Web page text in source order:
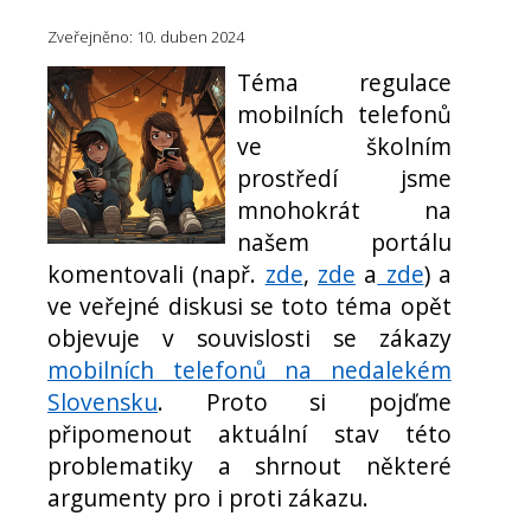
Zveřejněno: 10. duben 2024
Téma regulace
mobilních telefonů
ve školním
prostředí jsme
mnohokrát na
našem portálu
komentovali (např. zde, zde a zde) a
ve veřejné diskusi se toto téma opět
objevuje v souvislosti se zákazy
mobilních telefonů na nedalekém
Slovensku. Proto si pojďme
připomenout aktuální stav této
problematiky a shrnout některé
argumenty pro i proti zákazu.